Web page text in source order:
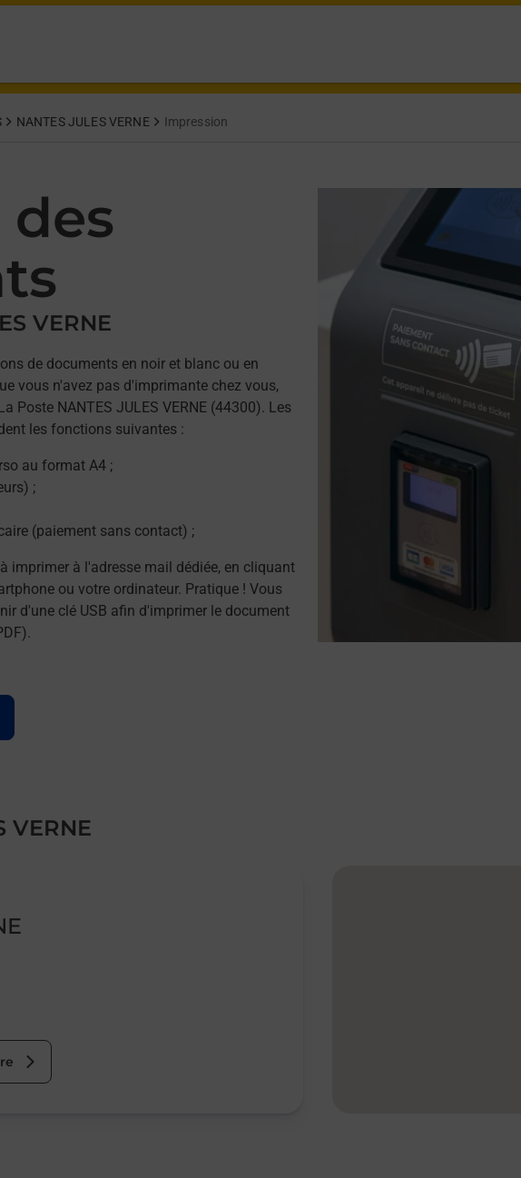
NANTES JULES VERNE Impression
VERNE
de documents en noir et blanc ou en
vous n'avez pas d'imprimante chez vous,
Poste NANTES JULES VERNE (44300). Les
les fonctions suivantes :
au format A4 ;
;
(paiement sans contact) ;
imprimer à l'adresse mail dédiée, en cliquant
ou votre ordinateur. Pratique ! Vous
d'une clé USB afin d'imprimer le document
VERNE